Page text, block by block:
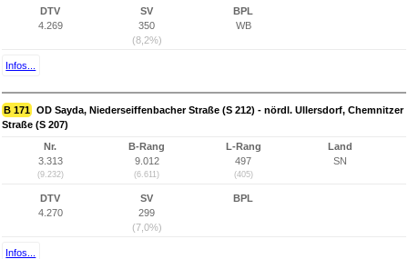
DTV
4.269
SV
350
(8,2%)
BPL
WB
Infos...
B 171 OD Sayda, Niederseiffenbacher Straße (S 212) - nördl. Ullersdorf, Chemnitzer
Straße (S 207)
Nr.
3.313
(9.232)
B-Rang
9.012
(6.611)
L-Rang
497
(405)
Land
SN
DTV
4.270
SV
299
(7,0%)
BPL
Infos...